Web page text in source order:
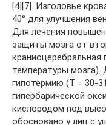
[4][7]. Изголовье
40° для улучшения
Для лечения
защиты мозга от
краниоцеребральная
температуры
гипотермию (Т = 30-
гипербарической
кислородом под
обосновано у лиц с